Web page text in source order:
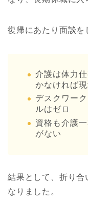
復帰にあたり面談
介護は体力
かなければ
デスクワー
ルはゼロ
資格も介護
がない
結果として、折り合
なりました。